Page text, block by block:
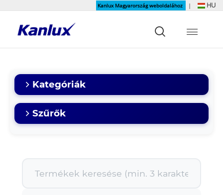
Kanlux Magyarország weboldalához | HU
główna
Kategóriák
Szűrők